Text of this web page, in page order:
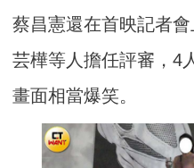
蔡昌憲還在首映記者
芸樺等人擔任評審，4
畫面相當爆笑。